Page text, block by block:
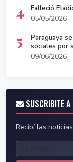
4
Falleció
05/05/2026
5
Paraguaya
sociales por
09/06/2026
SUSCRIBITE A
Recibí las